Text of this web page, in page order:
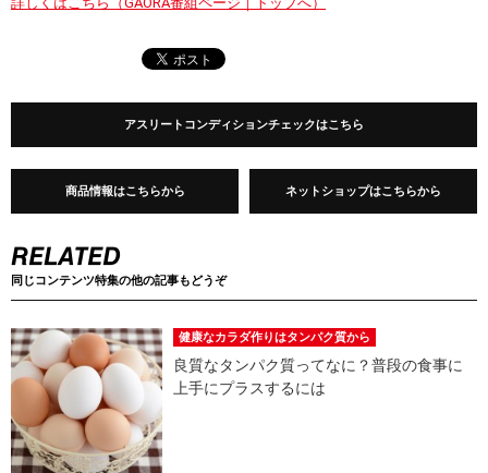
アスリートコンディションチェックはこちら
商品情報はこちらから ネットショップはこちらから
同じコンテンツ特集の他の記事もどうぞ
健康なカラダ作りはタンパク質から
良質なタンパク質ってなに？普段の食事に
上手にプラスするには